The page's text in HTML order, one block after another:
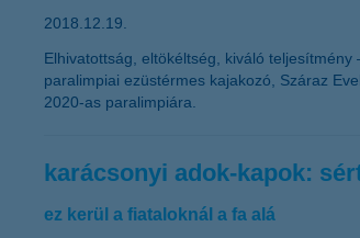
2018.12.19.
Elhivatottság, eltökéltség, kiváló
paralimpiai ezüstérmes kajakozó, Száraz
2020-as paralimpiára.
karácsonyi adok-kapok:
ez kerül a fiataloknál a fa alá